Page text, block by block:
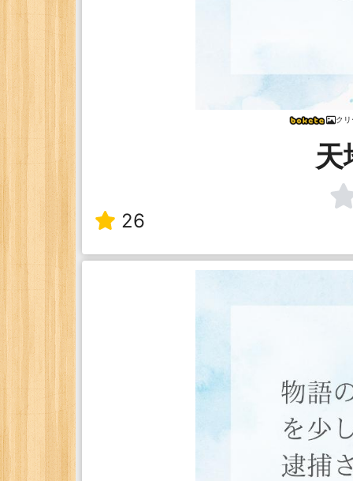
ク
天
26